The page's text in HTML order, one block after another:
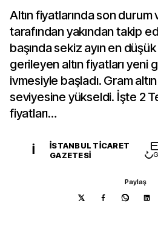
Altın fiyatlarında son
tarafından yakından takip
başında sekiz ayın en
gerileyen altın fiyatları yeni
ivmesiyle başladı. Gram
seviyesine yükseldi. İşte 2
fiyatları…
İ
İSTANBUL TICARET
GAZETESI
Paylaş